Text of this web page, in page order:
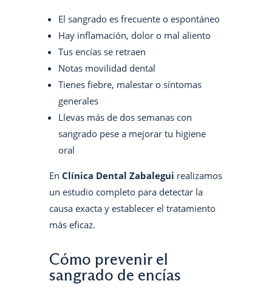
El sangrado es frecuente o espontáneo
Hay inflamación, dolor o mal aliento
Tus encías se retraen
Notas movilidad dental
Tienes fiebre, malestar o síntomas
generales
Llevas más de dos semanas con
sangrado pese a mejorar tu higiene
oral
En Clínica Dental Zabalegui realizamos
un estudio completo para detectar la
causa exacta y establecer el tratamiento
más eficaz.
Cómo prevenir el
sangrado de encías